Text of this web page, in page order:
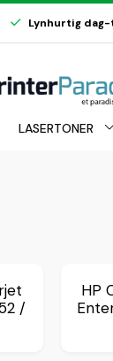
Lynhurtig
LASERTONER
/
HP